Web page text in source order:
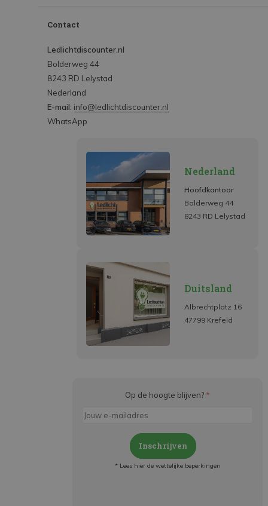
Contact
Ledlichtdiscounter.nl
Bolderweg 44
8243 RD Lelystad
Nederland
E-mail: info@ledlichtdiscounter.nl
WhatsApp
Nederland
Hoofdkantoor
Bolderweg 44
8243 RD Lelystad
Duitsland
Albrechtplatz 16
47799 Krefeld
Op de hoogte blijven? *
Inschrijven
* Lees hier de wettelijke beperkingen